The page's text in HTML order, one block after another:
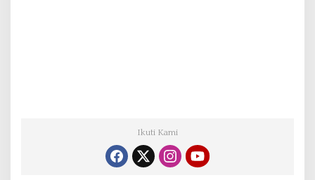
Ikuti Kami